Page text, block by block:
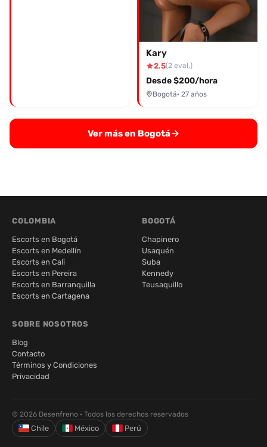
Kary
2.5(2 eval.)
Desde $200/hora
Bogotá· 27 años
Ver más en Bogotá
COLOMBIA
Escorts en Bogotá
Escorts en Medellín
Escorts en Cali
Escorts en Pereira
Escorts en Barranquilla
Escorts en Cartagena
BOGOTÁ
Chapinero
Usaquén
Suba
Kennedy
Teusaquillo
SOBRE NOSOTROS
Blog
Contacto
Términos y Condiciones
Privacidad
© 2026 Desenfreno · Todos los derechos reservados
Chile México Perú